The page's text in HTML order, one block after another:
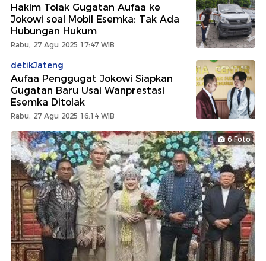
Hakim Tolak Gugatan Aufaa ke
Jokowi soal Mobil Esemka: Tak Ada
Hubungan Hukum
Rabu, 27 Agu 2025 17:47 WIB
detikJateng
Aufaa Penggugat Jokowi Siapkan
Gugatan Baru Usai Wanprestasi
Esemka Ditolak
Rabu, 27 Agu 2025 16:14 WIB
6 Foto